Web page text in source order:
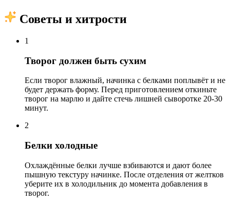
Советы и хитрости
1
Творог должен быть сухим
Если творог влажный, начинка с белками поплывёт и не
будет держать форму. Перед приготовлением откиньте
творог на марлю и дайте стечь лишней сыворотке 20-30
минут.
2
Белки холодные
Охлаждённые белки лучше взбиваются и дают более
пышную текстуру начинке. После отделения от желтков
уберите их в холодильник до момента добавления в
творог.